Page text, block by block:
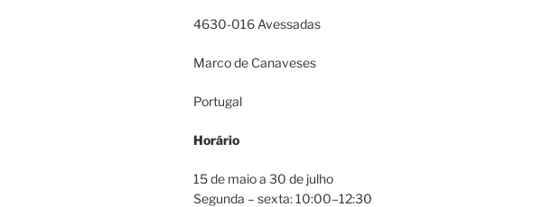
4630-016 Avessadas
Marco de Canaveses
Portugal
Horário
15 de maio a 30 de julho
Segunda – sexta: 10:00–12:30